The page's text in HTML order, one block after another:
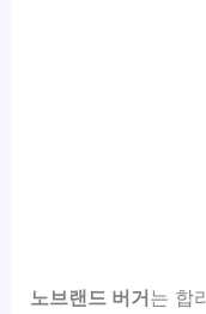
노브랜드 버거는 합